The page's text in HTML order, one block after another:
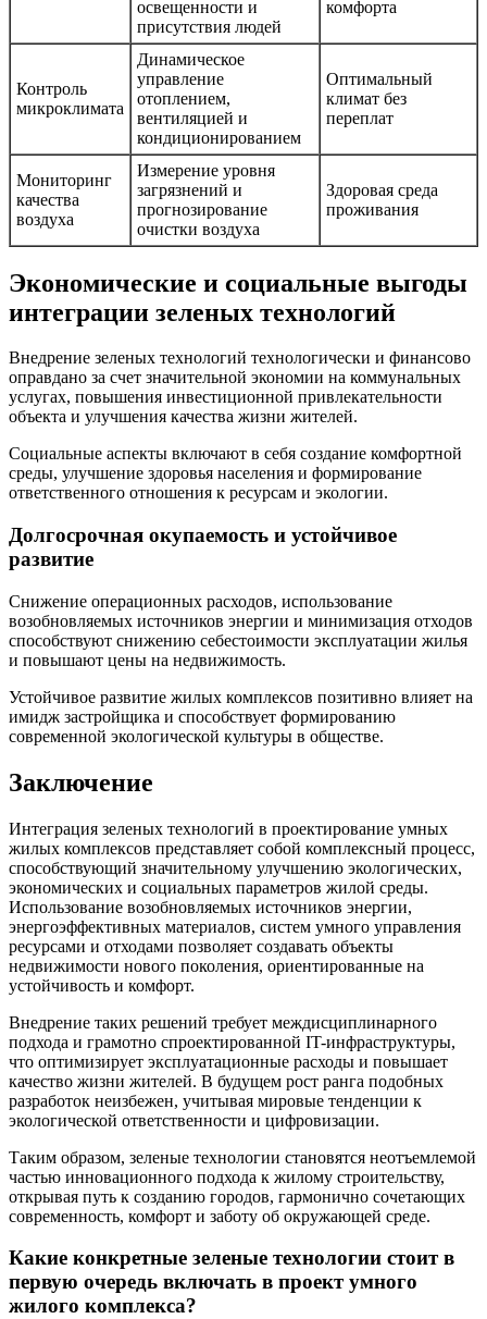
освещенности и
присутствия людей
комфорта
Контроль
микроклимата
Динамическое
управление
отоплением,
вентиляцией и
кондиционированием
Оптимальный
климат без
переплат
Мониторинг
качества
воздуха
Измерение уровня
загрязнений и
прогнозирование
очистки воздуха
Здоровая среда
проживания
Экономические и социальные выгоды
интеграции зеленых технологий
Внедрение зеленых технологий технологически и финансово
оправдано за счет значительной экономии на коммунальных
услугах, повышения инвестиционной привлекательности
объекта и улучшения качества жизни жителей.
Социальные аспекты включают в себя создание комфортной
среды, улучшение здоровья населения и формирование
ответственного отношения к ресурсам и экологии.
Долгосрочная окупаемость и устойчивое
развитие
Снижение операционных расходов, использование
возобновляемых источников энергии и минимизация отходов
способствуют снижению себестоимости эксплуатации жилья
и повышают цены на недвижимость.
Устойчивое развитие жилых комплексов позитивно влияет на
имидж застройщика и способствует формированию
современной экологической культуры в обществе.
Заключение
Интеграция зеленых технологий в проектирование умных
жилых комплексов представляет собой комплексный процесс,
способствующий значительному улучшению экологических,
экономических и социальных параметров жилой среды.
Использование возобновляемых источников энергии,
энергоэффективных материалов, систем умного управления
ресурсами и отходами позволяет создавать объекты
недвижимости нового поколения, ориентированные на
устойчивость и комфорт.
Внедрение таких решений требует междисциплинарного
подхода и грамотно спроектированной IT-инфраструктуры,
что оптимизирует эксплуатационные расходы и повышает
качество жизни жителей. В будущем рост ранга подобных
разработок неизбежен, учитывая мировые тенденции к
экологической ответственности и цифровизации.
Таким образом, зеленые технологии становятся неотъемлемой
частью инновационного подхода к жилому строительству,
открывая путь к созданию городов, гармонично сочетающих
современность, комфорт и заботу об окружающей среде.
Какие конкретные зеленые технологии стоит в
первую очередь включать в проект умного
жилого комплекса?